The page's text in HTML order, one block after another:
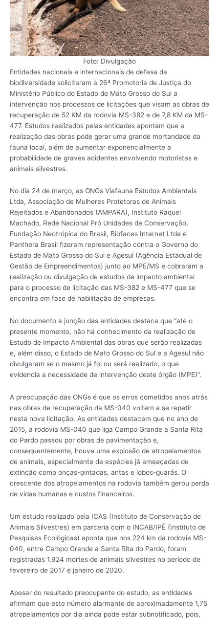
Foto: Divulgação
Entidades nacionais e internacionais de defesa da
biodiversidade solicitaram à 26ª Promotoria de Justiça do
Ministério Público do Estado de Mato Grosso do Sul a
intervenção nos processos de licitações que visam as obras de
recuperação de 52 KM da rodovia MS-382 e de 7,8 KM da MS-
477. Estudos realizados pelas entidades apontam que a
realização das obras pode gerar uma grande mortandade da
fauna local, além de aumentar exponencialmente a
probabilidade de graves acidentes envolvendo motoristas e
animais silvestres.
No dia 24 de março, as ONGs Viafauna Estudos Ambientais
Ltda, Associação de Mulheres Protetoras de Animais
Rejeitados e Abandonados (AMPARA), Instituto Raquel
Machado, Rede Nacional Pró Unidades de Conservação,
Fundação Neotrópica do Brasil, Biofaces Internet Ltda e
Panthera Brasil fizeram representação contra o Governo do
Estado de Mato Grosso do Sul e Agesul (Agência Estadual de
Gestão de Empreendimentos) junto ao MPE/MS e cobraram a
realização ou divulgação de estudos de impacto ambiental
para o processo de licitação das MS-382 e MS-477 que se
encontra em fase de habilitação de empresas.
No documento a junção das entidades destaca que “até o
presente momento, não há conhecimento da realização de
Estudo de Impacto Ambiental das obras que serão realizadas
e, além disso, o Estado de Mato Grosso do Sul e a Agesul não
divulgaram se o mesmo já foi ou será realizado, o que
evidencia a necessidade de intervenção deste órgão (MPE)”.
A preocupação das ONGs é que os erros cometidos anos atrás
nas obras de recuperação da MS-040 voltem a se repetir
nesta nova licitação. As entidades destacam que no ano de
2015, a rodovia MS-040 que liga Campo Grande a Santa Rita
do Pardo passou por obras de pavimentação e,
consequentemente, houve uma explosão de atropelamentos
de animais, especialmente de espécies já ameaçadas de
extinção como onças-pintadas, antas e lobos-guarás. O
crescente dos atropelamentos na rodovia também gerou perda
de vidas humanas e custos financeiros.
Um estudo realizado pela ICAS (Instituto de Conservação de
Animais Silvestres) em parceria com o INCAB/IPÊ (Instituto de
Pesquisas Ecológicas) aponta que nos 224 km da rodovia MS-
040, entre Campo Grande a Santa Rita do Pardo, foram
registradas 1.924 mortes de animais silvestres no período de
fevereiro de 2017 e janeiro de 2020.
Apesar do resultado preocupante do estudo, as entidades
afirmam que este número alarmante de aproximadamente 1,75
atropelamentos por dia ainda pode estar subnotificado, pois,